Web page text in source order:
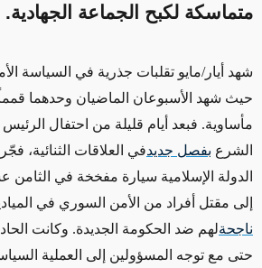
متماسكة لكبح الجماعة الجهادية.
شهد أيار/مايو تقلبات جذرية في السياسة
حيث شهد الأسبوعان الماضيان وحدهما
مأساوية. فبعد أيام قليلة من احتفال
الشرع بفصل جديدفي العلاقات الثنائية،
الدولة الإسلامية سيارة مفخخة في الثامن
إلى مقتل أفراد من الأمن السوري في
ناجحةلهم ضد الحكومة الجديدة. وكانت
حتى مع توجه المسؤولين إلى العملية